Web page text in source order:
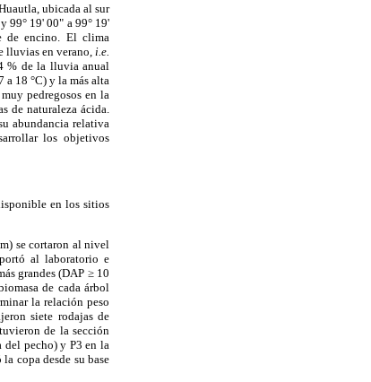
ubicada al sur
99° 19' 00" a 99° 19'
de encino. El clima
lluvias en verano, i.e.
% de la lluvia anual
a 18 °C) y la más alta
pedregosos en la
de naturaleza ácida.
abundancia relativa
los objetivos
en los sitios
se cortaron al nivel
al laboratorio e
grandes (DAP ≥ 10
de cada árbol
la relación peso
siete rodajas de
de la sección
del pecho) y P3 en la
copa desde su base